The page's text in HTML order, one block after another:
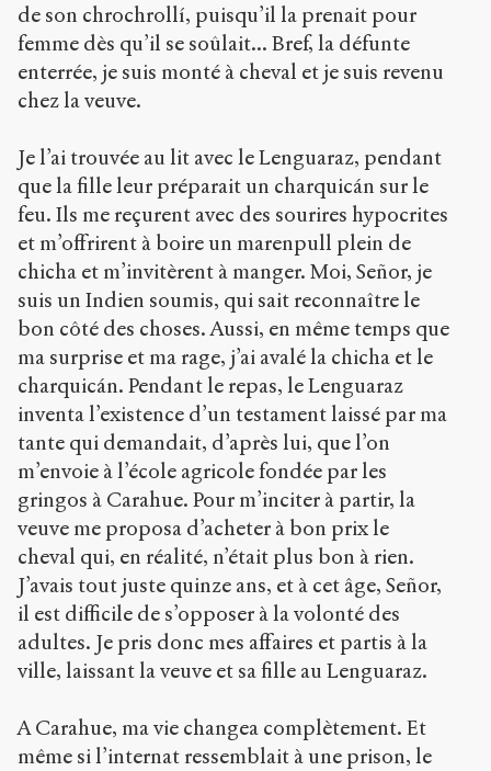
de son chrochrollí, puisqu’il la prenait pour
femme dès qu’il se soûlait... Bref, la défunte
enterrée, je suis monté à cheval et je suis revenu
chez la veuve.
Je l’ai trouvée au lit avec le Lenguaraz, pendant
que la fille leur préparait un charquicán sur le
feu. Ils me reçurent avec des sourires hypocrites
et m’offrirent à boire un marenpull plein de
chicha et m’invitèrent à manger. Moi, Señor, je
suis un Indien soumis, qui sait reconnaître le
bon côté des choses. Aussi, en même temps que
ma surprise et ma rage, j’ai avalé la chicha et le
charquicán. Pendant le repas, le Lenguaraz
inventa l’existence d’un testament laissé par ma
tante qui demandait, d’après lui, que l’on
m’envoie à l’école agricole fondée par les
gringos à Carahue. Pour m’inciter à partir, la
veuve me proposa d’acheter à bon prix le
cheval qui, en réalité, n’était plus bon à rien.
J’avais tout juste quinze ans, et à cet âge, Señor,
il est difficile de s’opposer à la volonté des
adultes. Je pris donc mes affaires et partis à la
ville, laissant la veuve et sa fille au Lenguaraz.
A Carahue, ma vie changea complètement. Et
même si l’internat ressemblait à une prison, le